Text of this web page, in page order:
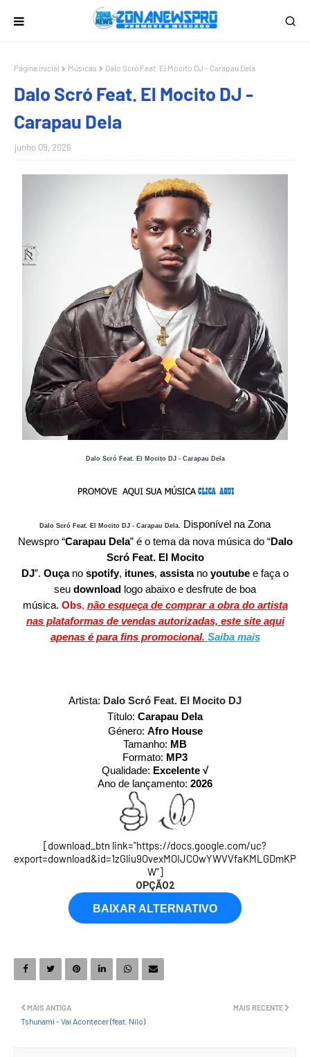
Página inicial Músicas Dalo Scró Feat. El Mocito DJ - Carapau Dela
Dalo Scró Feat. El Mocito DJ -
Carapau Dela
junho 09, 2026
Dalo Scró Feat. El Mocito DJ - Carapau Dela
Dalo Scró Feat. El Mocito DJ - Carapau Dela. Disponível na Zona
Newspro “Carapau Dela” é o tema da nova música do “Dalo
Scró Feat. El Mocito
DJ”. Ouçano spotify, itunes, assistano youtube e faça o
seu download logo abaixo e desfrute de boa
música. Obs, não esqueça de comprar a obra do artista
nas plataformas de vendas autorizadas, este site aqui
apenas é para fins promocional. Saiba mais
Artista: Dalo Scró Feat. El Mocito DJ
Título: Carapau Dela
Género: Afro House
Tamanho: MB
Formato: MP3
Qualidade: Excelente √
Ano de lançamento: 2026
[download_btn link="https://docs.google.com/uc?
export=download&id=1zGliu9OvexMOIJCOwYWVVfaKMLGDmKP
W"]
OPÇÃO2
BAIXAR ALTERNATIVO
MAIS RECENTE
MAIS ANTIGA
Tshunami - Vai Acontecer (feat. Nilo)